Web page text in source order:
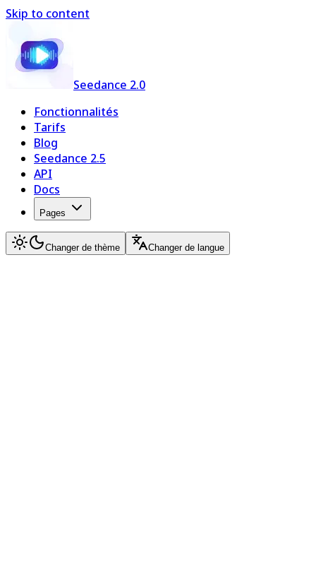
Skip to content
Seedance 2.0
Fonctionnalités
Tarifs
Blog
Seedance 2.5
API
Docs
Pages
Changer de thème Changer de langue